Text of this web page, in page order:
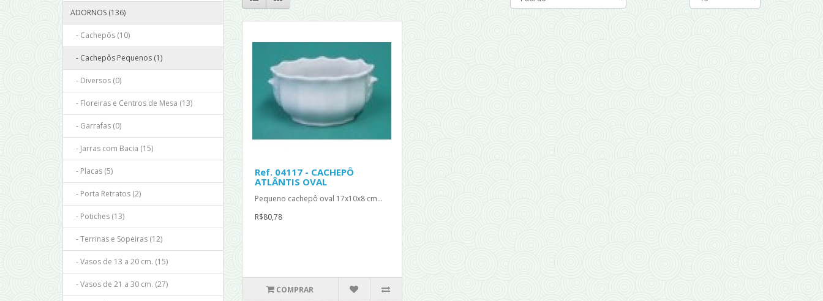
ADORNOS (136)
- Cachepôs (10)
- Cachepôs Pequenos (1)
- Diversos (0)
- Floreiras e Centros de Mesa (13)
- Garrafas (0)
- Jarras com Bacia (15)
- Placas (5)
- Porta Retratos (2)
- Potiches (13)
- Terrinas e Sopeiras (12)
- Vasos de 13 a 20 cm. (15)
- Vasos de 21 a 30 cm. (27)
Ref. 04117 - CACHEPÔ
ATLÂNTIS OVAL
Pequeno cachepô oval 17x10x8 cm...
R$80,78
COMPRAR